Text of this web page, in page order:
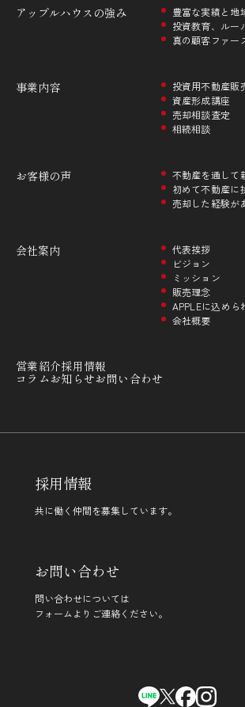
アップルハウスの強み
豊富な実績と地
投資教育、ルー
真の顧客ファー
事業内容
投資用不動産販
資産形成講座
売却相談査定
相続相談
お客様の声
不動産を通して
初めて不動産に
売却した経験が
会社案内
代表挨拶
ビジョン
ミッション
販売理念
APPLEに込めら
会社概要
営業紹介採用情報
コラムお知らせお問い合わせ
採用情報
共に働く仲間を募集しています。
お問い合わせ
問い合わせについては
フォームよりご連絡ください。